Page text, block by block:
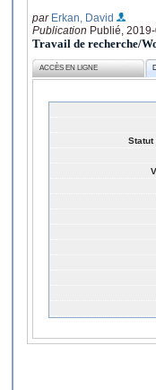
par Erkan, David
Publication Publié,
Travail de recherche/
ACCÈS EN LIGNE
Statut